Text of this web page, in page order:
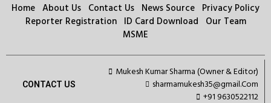
Home About Us Contact Us News Source Privacy Policy
Reporter Registration ID Card Download Our Team
MSME
CONTACT US
Mukesh Kumar Sharma (Owner & Editor)
sharmamukesh35@gmail.Com
+91 9630522112